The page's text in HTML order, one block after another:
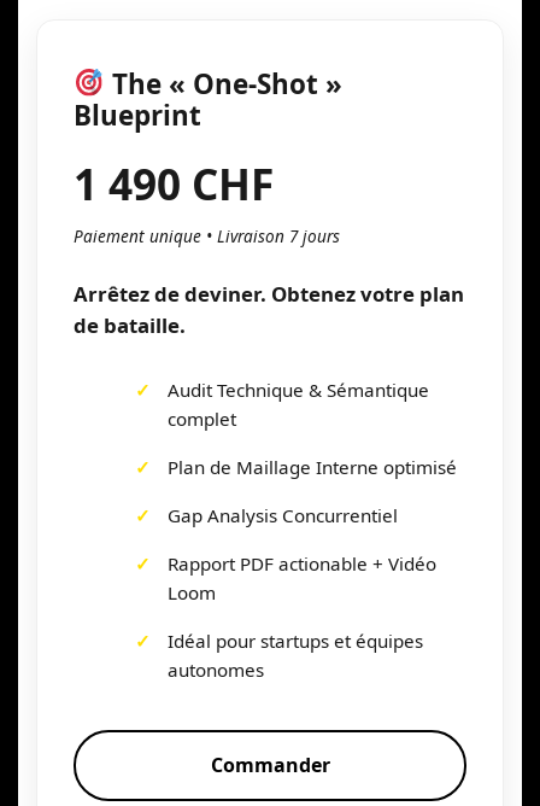
The « One-Shot »
Blueprint
1 490 CHF
Paiement unique • Livraison 7 jours
Arrêtez de deviner. Obtenez votre plan
de bataille.
Audit Technique & Sémantique
complet
Plan de Maillage Interne optimisé
Gap Analysis Concurrentiel
Rapport PDF actionable + Vidéo
Loom
Idéal pour startups et équipes
autonomes
Commander